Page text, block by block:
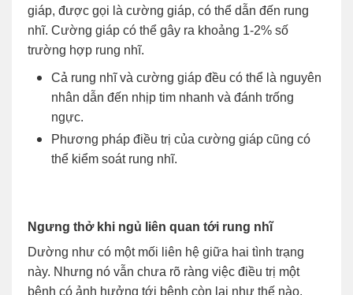
giáp, được gọi là cường giáp, có thể dẫn đến rung
nhĩ. Cường giáp có thể gây ra khoảng 1-2% số
trường hợp rung nhĩ.
Cả rung nhĩ và cường giáp đều có thể là nguyên
nhân dẫn đến nhịp tim nhanh và đánh trống
ngực.
Phương pháp điều trị của cường giáp cũng có
thể kiểm soát rung nhĩ.
Ngưng thở khi ngủ liên quan tới rung nhĩ
Dường như có một mối liên hệ giữa hai tình trạng
này. Nhưng nó vẫn chưa rõ ràng việc điều trị một
bệnh có ảnh hưởng tới bệnh còn lại như thế nào.